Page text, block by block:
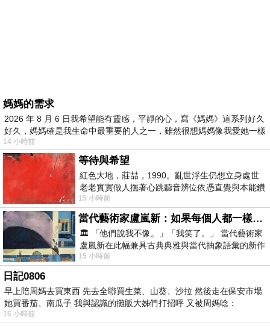
媽媽的需求
2026 年 8 月 6 日我希望能有靈感，平靜的心，寫《媽媽》這系列好久
好久，媽媽確是我生命中最重要的人之一，雖然很想媽媽像我愛她一樣
14 小時前
等待與希望
紅色大地，莊喆，1990。亂世浮生仍想立身處世
老老實實做人撫著心跳聽音辨位依憑直覺與本能鑽
向裂隙的亮處探索另一個心聲另一個共鳴的
15 小時前
當代藝術家盧嵐新：如果每個人都一樣，這世界該有多無聊？
🏛️ 「他們說我不像。」「我笑了。」 當代藝術家
盧嵐新在此幅兼具古典典雅與當代抽象語彙的新作
中，以沈靜的藍色空間為背景，描繪了
15 小時前
日記0806
早上陪周媽去買東西 先去全聯買生菜、山葵、沙拉 然後走在保安市場
她買番茄、南瓜子 我與認識的攤販大姊們打招呼 又被周媽唸：
16 小時前